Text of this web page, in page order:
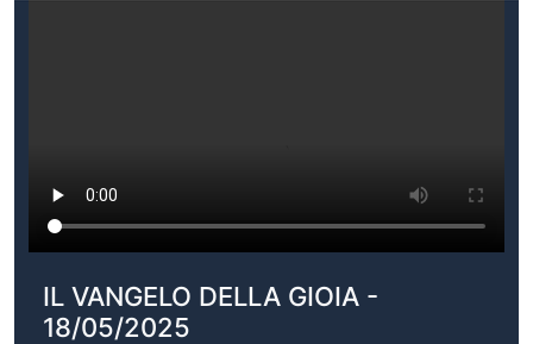
IL VANGELO DELLA GIOIA -
18/05/2025